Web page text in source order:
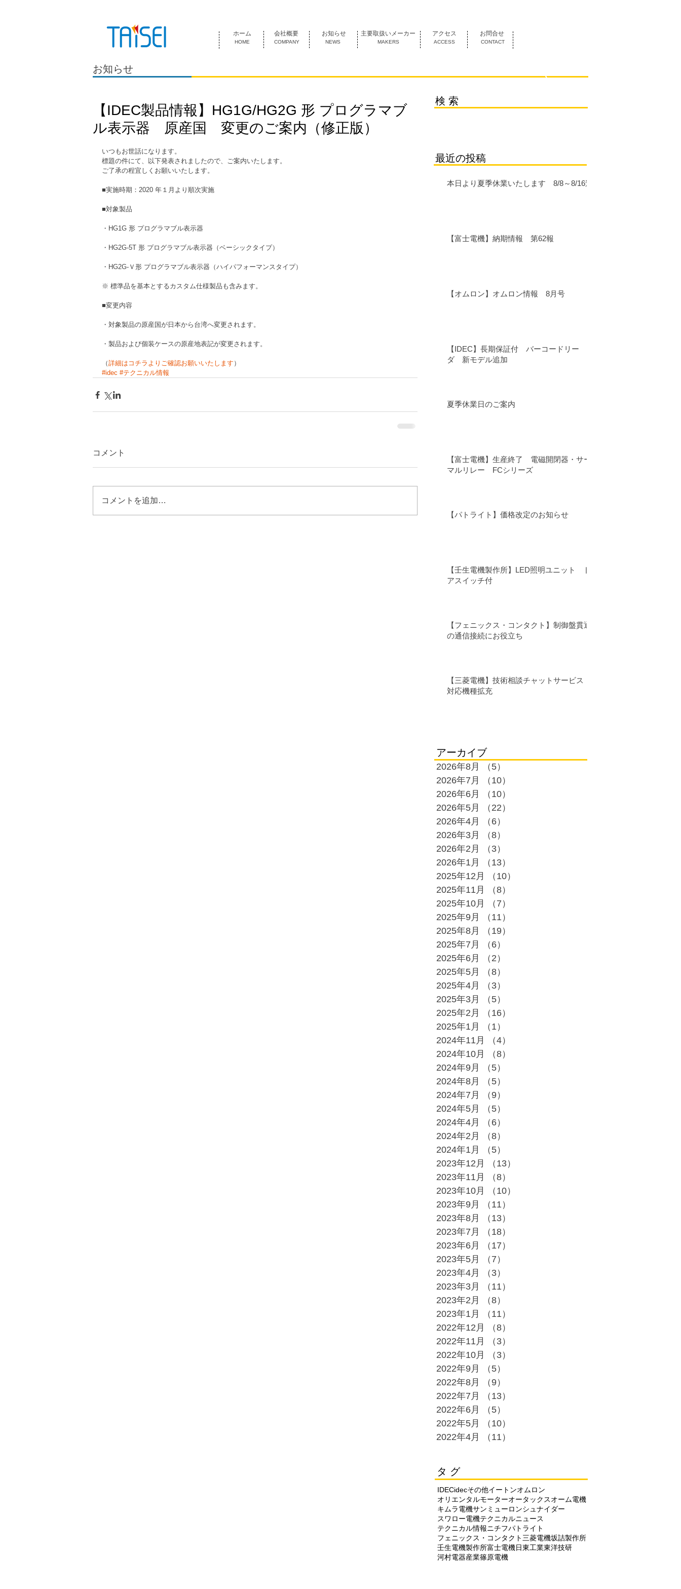
HOME COMPANY NEWS MAKERS ACCESS CONTACT
ホーム 会社概要 お知らせ 主要取扱いメーカー アクセス お問合せ
お知らせ
【IDEC製品情報】HG1G/HG2G 形 プログラマブ
ル表示器 原産国 変更のご案内（修正版）
いつもお世話になります。
標題の件にて、以下発表されましたので、ご案内いたします。
ご了承の程宜しくお願いいたします。
■実施時期：2020 年１月より順次実施
■対象製品
・HG1G 形 プログラマブル表示器
・HG2G-5T 形 プログラマブル表示器（ベーシックタイプ）
・HG2G-Ｖ形 プログラマブル表示器（ハイパフォーマンスタイプ）
※ 標準品を基本とするカスタム仕様製品も含みます。
■変更内容
・対象製品の原産国が日本から台湾へ変更されます。
・製品および個装ケースの原産地表記が変更されます。
（詳細はコチラよりご確認お願いいたします ）
#idec #テクニカル情報
コメント
コメントを追加…
検 索
最近の投稿
本日より夏季休業いたします 8/8～8/16迄
【富士電機】納期情報 第62報
【オムロン】オムロン情報 8月号
【IDEC】長期保証付 バーコードリー
ダ 新モデル追加
夏季休業日のご案内
【富士電機】生産終了 電磁開閉器・サー
マルリレー FCシリーズ
【パトライト】価格改定のお知らせ
【壬生電機製作所】LED照明ユニット ド
アスイッチ付
【フェニックス・コンタクト】制御盤貫通
の通信接続にお役立ち
【三菱電機】技術相談チャットサービス
対応機種拡充
アーカイブ
2026年8月 （5）
2026年7月
（10）
2026年6月
（10）
2026年5月
（22）
2026年4月
（6）
2026年3月
（8）
2026年2月
（3）
2026年1月
（13）
2025年12月
（10）
2025年11月
（8）
2025年10月
（7）
2025年9月
（11）
2025年8月
（19）
2025年7月
（6）
2025年6月
（2）
2025年5月
（8）
2025年4月
（3）
2025年3月
（5）
2025年2月
（16）
2025年1月
（1）
2024年11月
（4）
2024年10月
（8）
2024年9月
（5）
2024年8月
（5）
2024年7月
（9）
2024年5月
（5）
2024年4月
（6）
2024年2月
（8）
2024年1月
（5）
2023年12月
（13）
2023年11月
（8）
2023年10月
（10）
2023年9月
（11）
2023年8月
（13）
2023年7月
（18）
2023年6月
（17）
2023年5月
（7）
2023年4月
（3）
2023年3月
（11）
2023年2月
（8）
2023年1月
（11）
2022年12月
（8）
2022年11月
（3）
2022年10月
（3）
2022年9月
（5）
2022年8月
（9）
2022年7月
（13）
2022年6月
（5）
2022年5月
（10）
2022年4月
（11）
タ グ
IDECidecその他イートンオムロン
オリエンタルモーターオータックスオーム電機
キムラ電機サンミューロンシュナイダー
スワロー電機テクニカルニュース
テクニカル情報ニチフパトライト
フェニックス・コンタクト 三菱電機坂詰製作所
壬生電機製作所富士電機日東工業東洋技研
河村電器産業篠原電機